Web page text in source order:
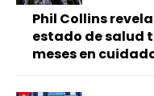
Phil Collins
estado de salud
meses en